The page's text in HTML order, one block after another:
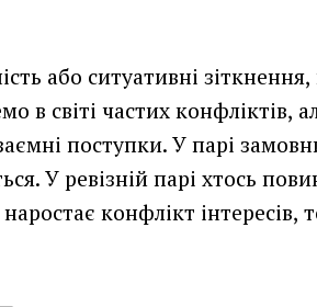
або ситуативні
в світі частих конфліктів,
поступки. У парі
У ревізній парі хтось
конфлікт інтересів,